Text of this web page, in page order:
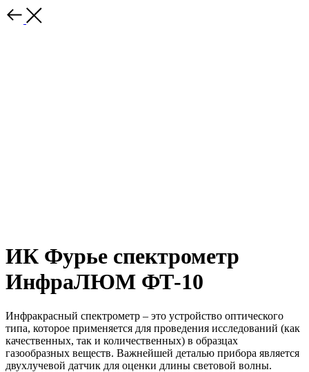
ИК Фурье спектрометр
ИнфраЛЮМ ФТ-10
Инфракрасный спектрометр – это устройство оптического
типа, которое применяется для проведения исследований (как
качественных, так и количественных) в образцах
газообразных веществ. Важнейшей деталью прибора является
двухлучевой датчик для оценки длины световой волны.